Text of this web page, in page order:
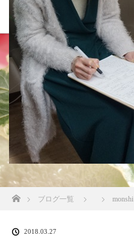
ホームブログ一覧 monshi
2018.03.27